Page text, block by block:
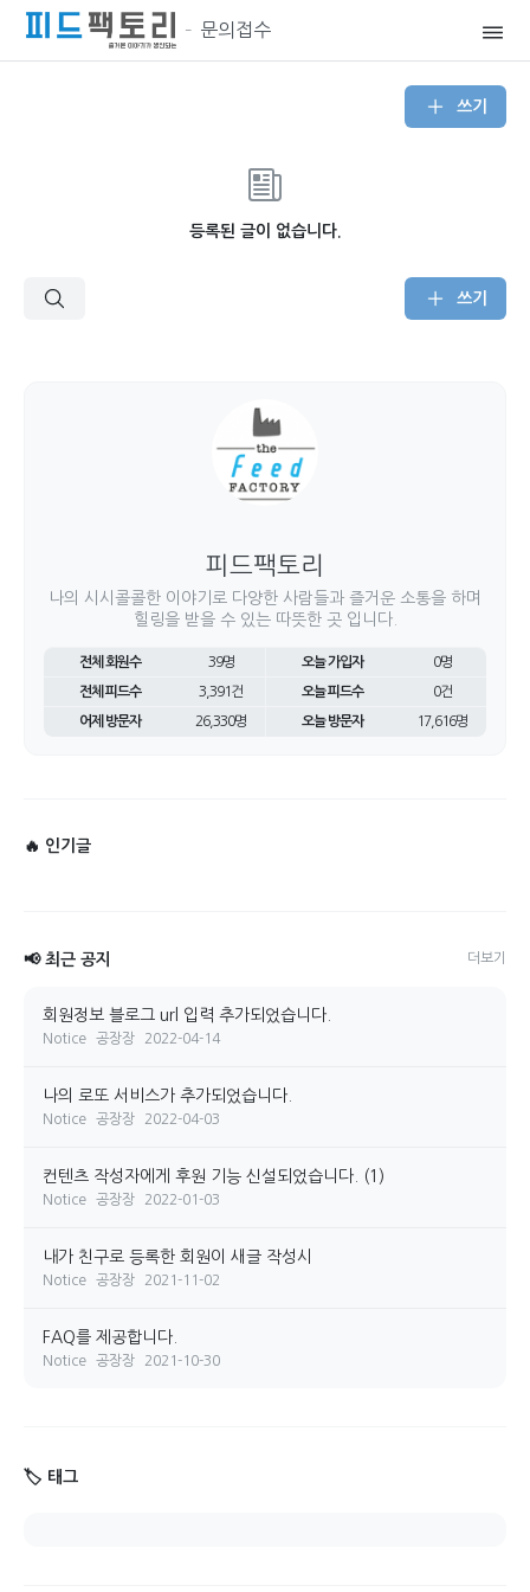
문의접수
쓰기
등록된 글이 없습니다.
쓰기
피드팩토리
나의 시시콜콜한 이야기로 다양한 사람들과 즐거운 소통을 하며
힐링을 받을 수 있는 따뜻한 곳 입니다.
전체 회원수 39명 오늘 가입자 0명
전체 피드수 3,391건 오늘 피드수 0건
어제 방문자 26,330명 오늘 방문자 17,616명
🔥 인기글
📢 최근 공지 더보기
회원정보 블로그 url 입력 추가되었습니다.
Notice 공장장 2022-04-14
나의 로또 서비스가 추가되었습니다.
Notice 공장장 2022-04-03
컨텐츠 작성자에게 후원 기능 신설되었습니다. (1)
Notice 공장장 2022-01-03
내가 친구로 등록한 회원이 새글 작성시
Notice 공장장 2021-11-02
FAQ를 제공합니다.
Notice 공장장 2021-10-30
🏷️ 태그